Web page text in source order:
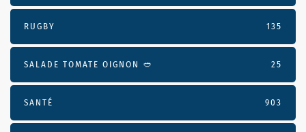
RUGBY 135
SALADE TOMATE OIGNON 🥙 25
SANTÉ 903